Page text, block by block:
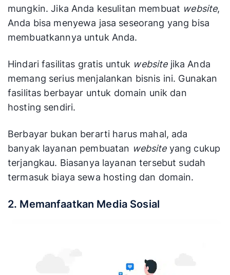
mungkin. Jika Anda kesulitan membuat website,
Anda bisa menyewa jasa seseorang yang bisa
membuatkannya untuk Anda.
Hindari fasilitas gratis untuk websitejika Anda
memang serius menjalankan bisnis ini. Gunakan
fasilitas berbayar untuk domain unik dan
hosting sendiri.
Berbayar bukan berarti harus mahal, ada
banyak layanan pembuatan websiteyang cukup
terjangkau. Biasanya layanan tersebut sudah
termasuk biaya sewa hosting dan domain.
2. Memanfaatkan Media Sosial